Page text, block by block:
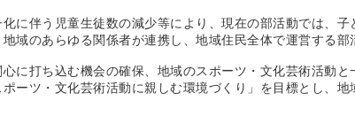
に伴う児童生徒数の減少等により、現在の部活動では、
域のあらゆる関係者が連携し、地域住民全体で運営する部
に打ち込む機会の確保、地域のスポーツ・文化芸術活動
ーツ・文化芸術活動に親しむ環境づくり」を目標とし、